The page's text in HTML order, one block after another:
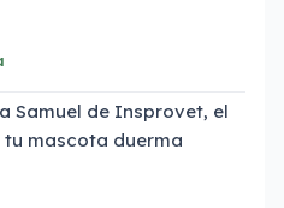
Samuel de Insprovet, el
mascota duerma